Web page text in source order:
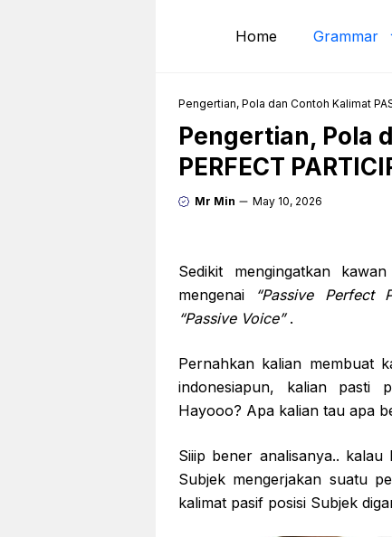
Home Grammar
Pengertian, Pola dan Contoh Kalimat
Pengertian, Pola
PERFECT
Mr Min May 10, 2026
Sedikit mengingatkan
mengenai “Passive Perfect
“Passive Voice”.
Pernahkan kalian membuat
indonesiapun, kalian pasti
Hayooo? Apa kalian tau apa
Siiip bener analisanya..
Subjek mengerjakan suatu
kalimat pasif posisi Subjek